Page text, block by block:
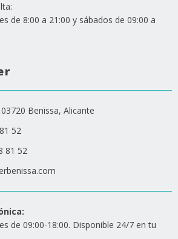
de 8:00 a 21:00 y sábados de 09:00 a
Benissa, Alicante
52
81 52
de 09:00-18:00. Disponible 24/7 en tu